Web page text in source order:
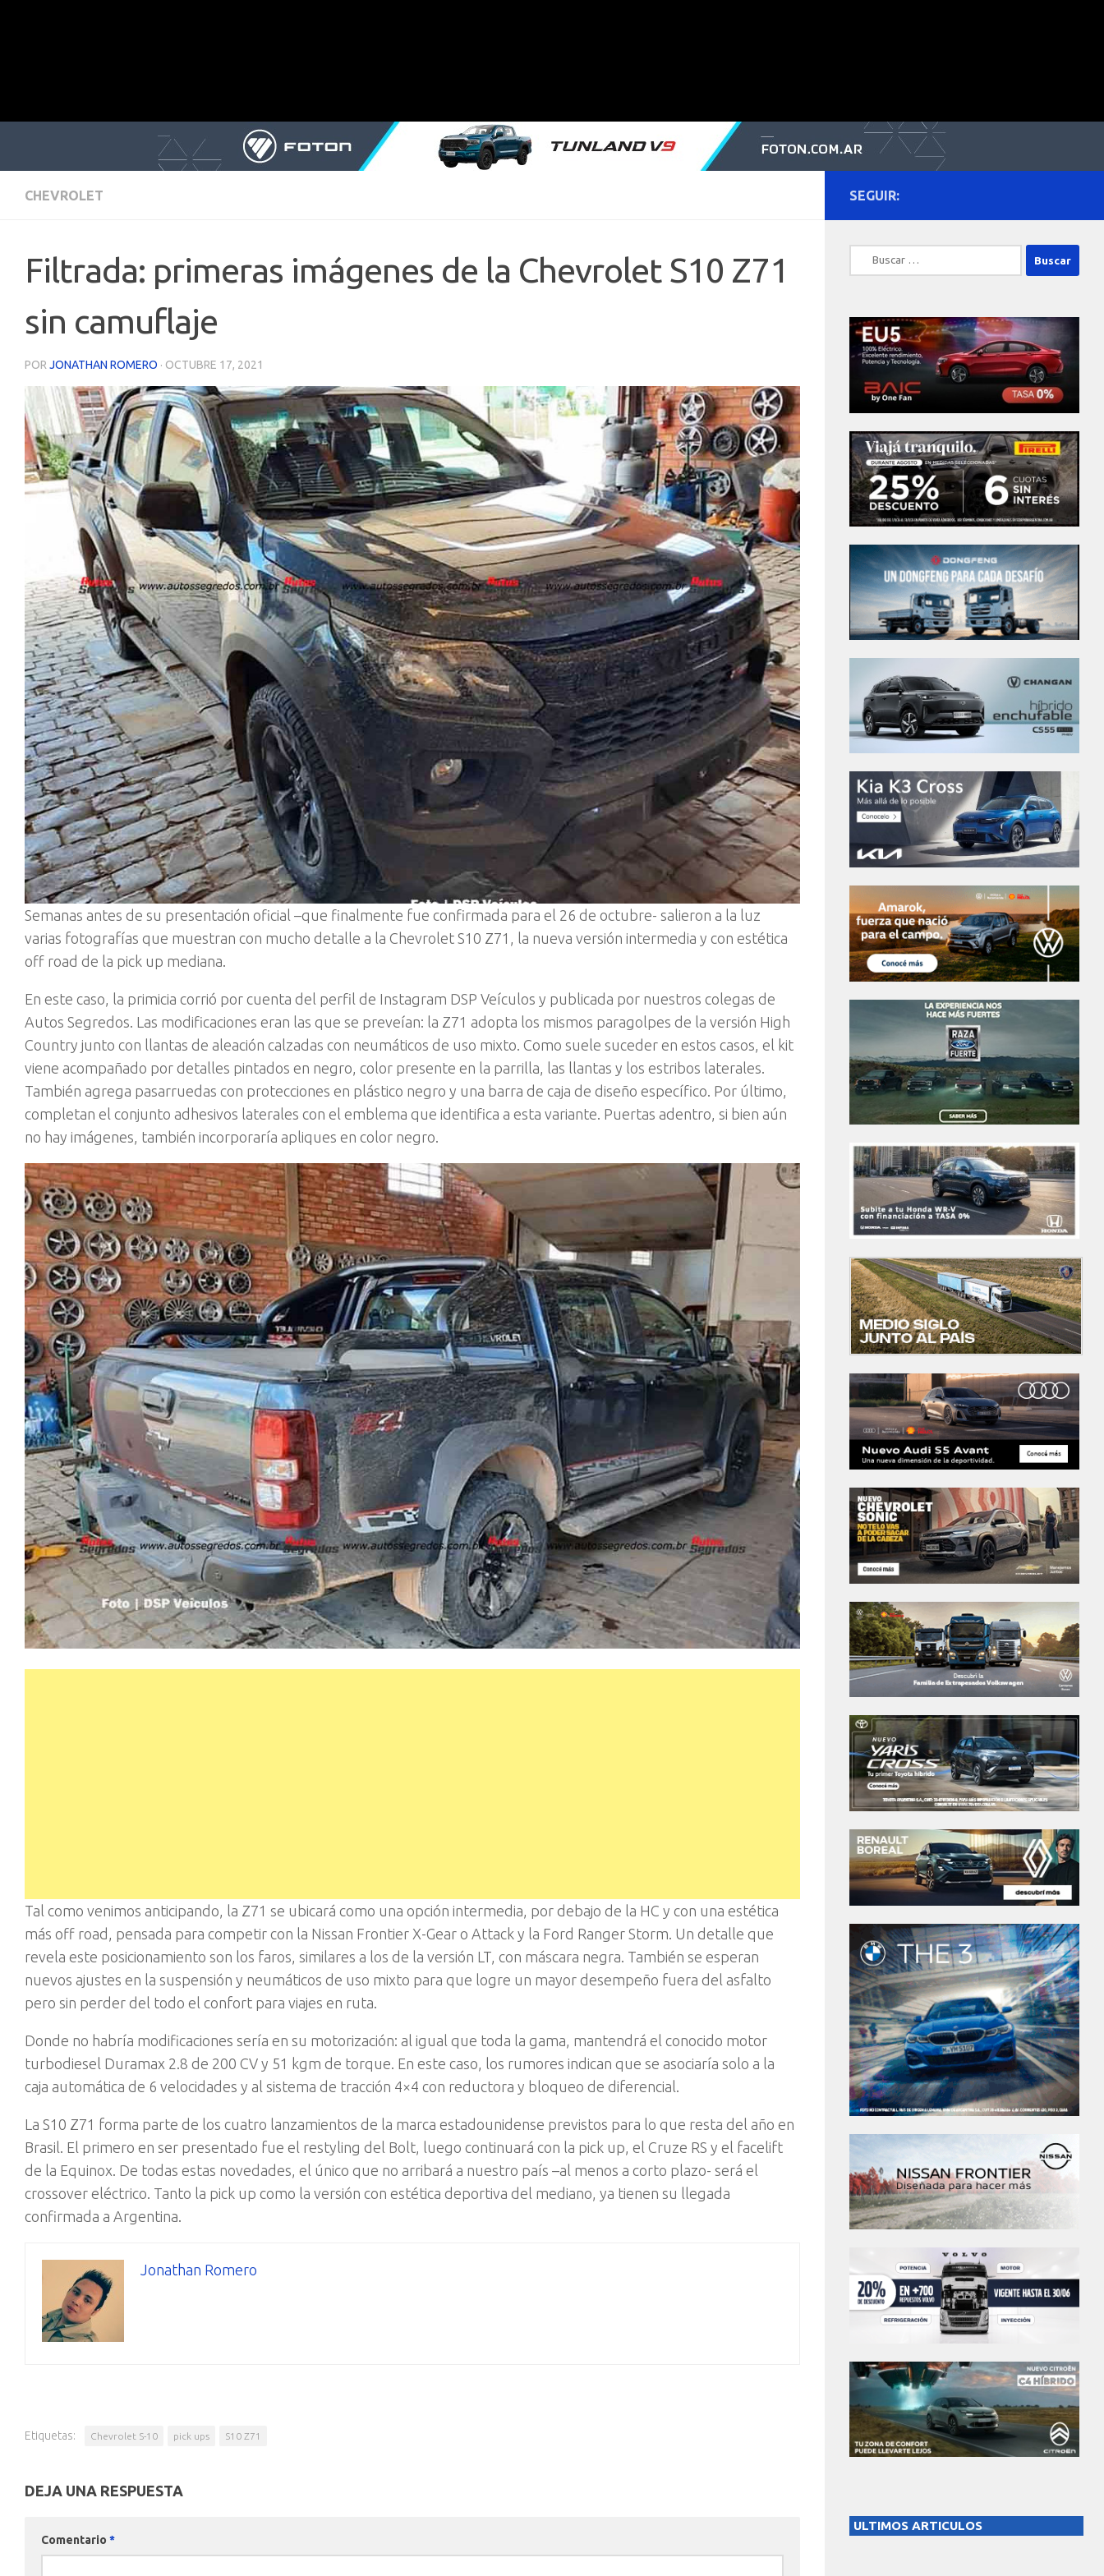
CHEVROLET
Filtrada: primeras imágenes de la Chevrolet S10 Z71
sin camuflaje
POR JONATHAN ROMERO · OCTUBRE 17, 2021
Semanas antes de su presentación oficial –que finalmente fue confirmada para el 26 de octubre- salieron a la luz
varias fotografías que muestran con mucho detalle a la Chevrolet S10 Z71, la nueva versión intermedia y con estética
off road de la pick up mediana.
En este caso, la primicia corrió por cuenta del perfil de Instagram DSP Veículos y publicada por nuestros colegas de
Autos Segredos. Las modificaciones eran las que se preveían: la Z71 adopta los mismos paragolpes de la versión High
Country junto con llantas de aleación calzadas con neumáticos de uso mixto. Como suele suceder en estos casos, el kit
viene acompañado por detalles pintados en negro, color presente en la parrilla, las llantas y los estribos laterales.
También agrega pasarruedas con protecciones en plástico negro y una barra de caja de diseño específico. Por último,
completan el conjunto adhesivos laterales con el emblema que identifica a esta variante. Puertas adentro, si bien aún
no hay imágenes, también incorporaría apliques en color negro.
Tal como venimos anticipando, la Z71 se ubicará como una opción intermedia, por debajo de la HC y con una estética
más off road, pensada para competir con la Nissan Frontier X-Gear o Attack y la Ford Ranger Storm. Un detalle que
revela este posicionamiento son los faros, similares a los de la versión LT, con máscara negra. También se esperan
nuevos ajustes en la suspensión y neumáticos de uso mixto para que logre un mayor desempeño fuera del asfalto
pero sin perder del todo el confort para viajes en ruta.
Donde no habría modificaciones sería en su motorización: al igual que toda la gama, mantendrá el conocido motor
turbodiesel Duramax 2.8 de 200 CV y 51 kgm de torque. En este caso, los rumores indican que se asociaría solo a la
caja automática de 6 velocidades y al sistema de tracción 4×4 con reductora y bloqueo de diferencial.
La S10 Z71 forma parte de los cuatro lanzamientos de la marca estadounidense previstos para lo que resta del año en
Brasil. El primero en ser presentado fue el restyling del Bolt, luego continuará con la pick up, el Cruze RS y el facelift
de la Equinox. De todas estas novedades, el único que no arribará a nuestro país –al menos a corto plazo- será el
crossover eléctrico. Tanto la pick up como la versión con estética deportiva del mediano, ya tienen su llegada
confirmada a Argentina.
Jonathan Romero
Etiquetas: Chevrolet S-10 pick ups S10 Z71
DEJA UNA RESPUESTA
Comentario *
SEGUIR:
Buscar:
ULTIMOS ARTICULOS